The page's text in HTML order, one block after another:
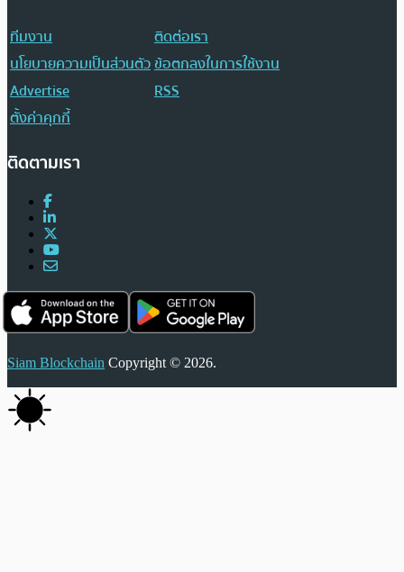
ทีมงาน
ติดต่อเรา
นโยบายความเป็นส่วนตัวข้อตกลงในการใช้งาน
Advertise
RSS
ตั้งค่าคุกกี้
ติดตามเรา
Siam Blockchain Copyright © 2026.